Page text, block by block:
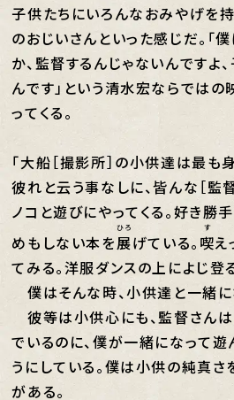
子供たちにいろんなおみやげを
のおじいさんといった感じだ。「
か、監督するんじゃないんですよ
んです」という清水宏ならでは
ってくる。
「大船［撮影所］の小供達は最も
彼れと云う事なしに、皆んな［監
ノコと遊びにやってくる。好き勝
めもしない本を展
ひろ
げている。 喫
す
え
てみる。洋服ダンスの上によじ登
僕はそんな時、小供達と一緒に
彼等は小供心にも、監督さん
でいるのに、僕が一緒になって
うにしている。僕は小供の純真
がある。